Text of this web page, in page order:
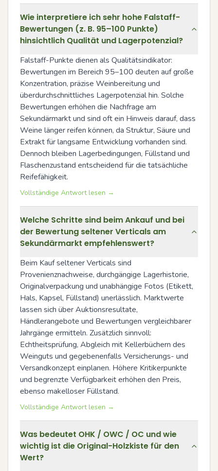
Wie interpretiere ich sehr hohe Falstaff-
Bewertungen (z. B. 95–100 Punkte)
hinsichtlich Qualität und Lagerpotenzial?
Falstaff-Punkte dienen als Qualitätsindikator:
Bewertungen im Bereich 95–100 deuten auf große
Konzentration, präzise Weinbereitung und
überdurchschnittliches Lagerpotenzial hin. Solche
Bewertungen erhöhen die Nachfrage am
Sekundärmarkt und sind oft ein Hinweis darauf, dass
Weine länger reifen können, da Struktur, Säure und
Extrakt für langsame Entwicklung vorhanden sind.
Dennoch bleiben Lagerbedingungen, Füllstand und
Flaschenzustand entscheidend für die tatsächliche
Reifefähigkeit.
Vollständige Antwort lesen →
Welche Schritte sind beim Ankauf und bei
der Bewertung seltener Verticals am
Sekundärmarkt empfehlenswert?
Beim Kauf seltener Verticals sind
Provenienznachweise, durchgängige Lagerhistorie,
Originalverpackung und unabhängige Fotos (Etikett,
Hals, Kapsel, Füllstand) unerlässlich. Marktwerte
lassen sich über Auktionsresultate,
Händlerangebote und Bewertungen vergleichbarer
Jahrgänge ermitteln. Zusätzlich sinnvoll:
Echtheitsprüfung, Abgleich mit Kellerbüchern des
Weinguts und gegebenenfalls Versicherungs- und
Versandkonzept einplanen. Höhere Kritikerpunkte
und begrenzte Verfügbarkeit erhöhen den Preis,
ebenso makelloser Füllstand.
Vollständige Antwort lesen →
Was bedeutet OHK / OWC / OC und wie
wichtig ist die Original-Holzkiste für den
Wert?